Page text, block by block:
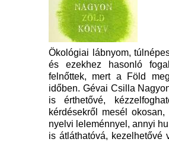
Ökológiai lábnyom,
és ezekhez hasonló
felnőttek, mert a Föld
időben. Gévai Csilla
is érthetővé,
kérdésekről mesél
nyelvi leleménnyel, annyi
is átláthatóvá,